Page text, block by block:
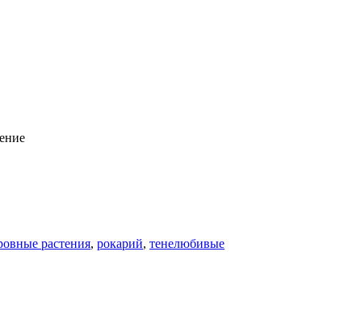
растения, рокарий, тенелюбивые